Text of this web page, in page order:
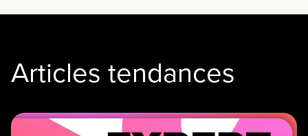
Articles tendances